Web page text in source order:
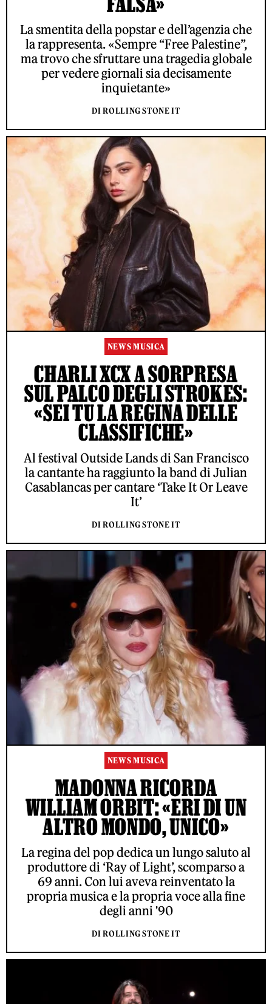
La smentita della popstar e dell’agenzia che
la rappresenta. «Sempre “Free Palestine”,
ma trovo che sfruttare una tragedia globale
per vedere giornali sia decisamente
inquietante»
DI ROLLING STONE IT
NEWS MUSICA
CHARLI XCX A SORPRESA
SUL PALCO DEGLI STROKES:
«SEI TU LA REGINA DELLE
CLASSIFICHE»
Al festival Outside Lands di San Francisco
la cantante ha raggiunto la band di Julian
Casablancas per cantare ‘Take It Or Leave
It’
DI ROLLING STONE IT
NEWS MUSICA
MADONNA RICORDA
WILLIAM ORBIT: «ERI DI UN
ALTRO MONDO, UNICO»
La regina del pop dedica un lungo saluto al
produttore di ‘Ray of Light’, scomparso a
69 anni. Con lui aveva reinventato la
propria musica e la propria voce alla fine
degli anni '90
DI ROLLING STONE IT